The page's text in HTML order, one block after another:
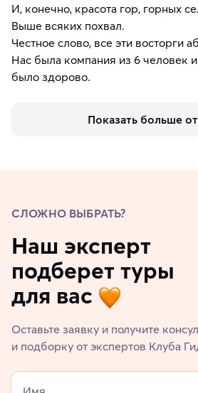
И, конечно, красота гор, горных
Выше всяких похвал.
Честное слово, все эти восторги
Нас была компания из 6 человек
было здорово.
Показать больше
СЛОЖНО ВЫБРАТЬ?
Наш эксперт
подберет туры
для вас
Оставьте заявку и получите
и подборку от экспертов Клуба